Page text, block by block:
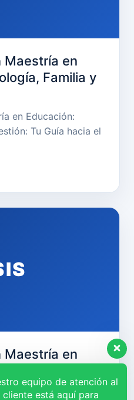
Maestría en
Familia y
en Educación:
Tu Guía hacia el
Maestría en
en Gerencia
Humanos
equipo de atención al
cliente está aquí para